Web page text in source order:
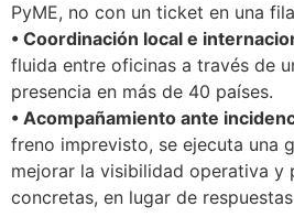
PyME, no con un ticket en una
• Coordinación local e
fluida entre oficinas a través de
presencia en más de 40 países.
• Acompañamiento ante
freno imprevisto, se ejecuta una
mejorar la visibilidad operativa y
concretas, en lugar de